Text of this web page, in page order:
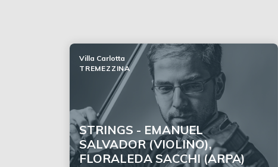
STRINGS - EMANUEL
SALVADOR (VIOLINO),
FLORALEDA SACCHI (ARPA)
Villa Carlotta
TREMEZZINA